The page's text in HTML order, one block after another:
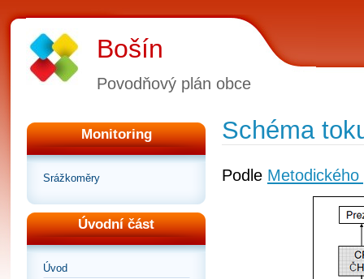
Bošín
Povodňový plán obce
Monitoring
Srážkoměry
Úvodní část
Úvod
Schéma
Podle